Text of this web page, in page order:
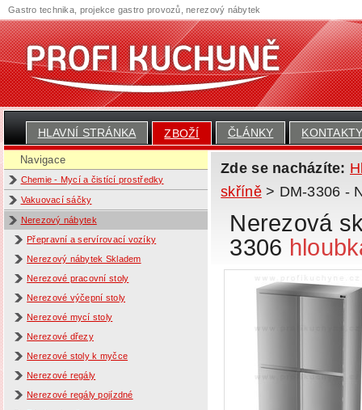
HLAVNÍ STRÁNKA ZBOŽÍ ČLÁNKY
Navigace
Chemie - Mycí a čistící prostředky
Vakuovací sáčky
Nerezový nábytek
Přepravní a servírovací vozíky
Nerezový nábytek Skladem
Nerezové pracovní stoly
Nerezové výčepní stoly
Nerezové mycí stoly
Nerezové dřezy
Nerezové stoly k myčce
Nerezové regály
Nerezové regály pojízdné
Zde se nacházíte:
skříně> DM-3306 -
Nerezová
3306
Gastro technika, projekce gastro provozů, nerezový nábytek